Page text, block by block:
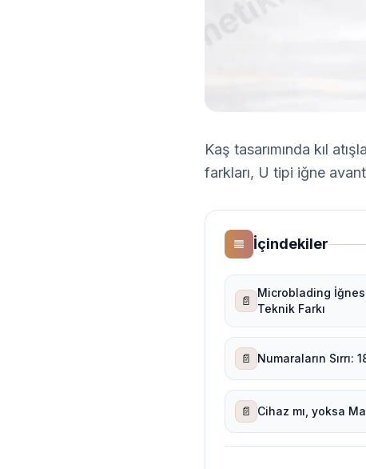
Kaş tasarımında kıl
farkları, U tipi iğne
İçindekiler
📄
Microblading
Teknik Farkı
📄 Numaraların Sırrı:
📄 Cihaz mı, yoksa